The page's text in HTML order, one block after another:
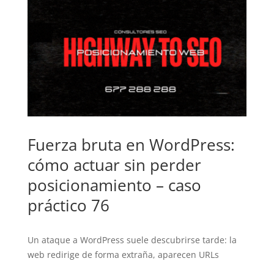
Fuerza bruta en WordPress:
cómo actuar sin perder
posicionamiento – caso
práctico 76
Un ataque a WordPress suele descubrirse tarde: la
web redirige de forma extraña, aparecen URLs